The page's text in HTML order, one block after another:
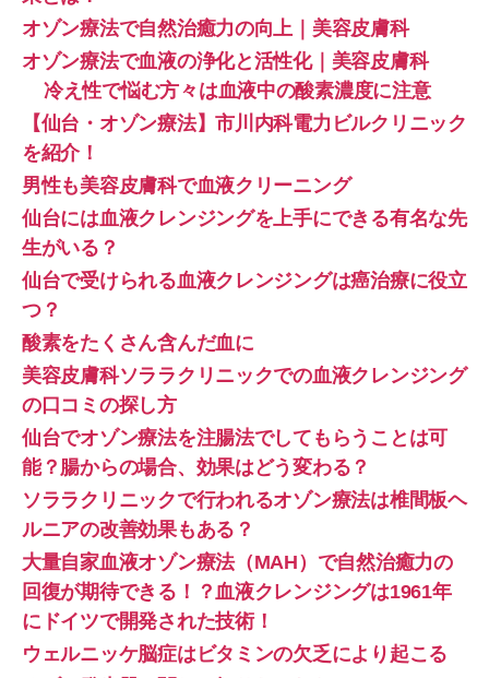
オゾン療法で自然治癒力の向上｜美容皮膚科
オゾン療法で血液の浄化と活性化｜美容皮膚科
冷え性で悩む方々は血液中の酸素濃度に注意
【仙台・オゾン療法】市川内科電力ビルクリニック
を紹介！
男性も美容皮膚科で血液クリーニング
仙台には血液クレンジングを上手にできる有名な先
生がいる？
仙台で受けられる血液クレンジングは癌治療に役立
つ？
酸素をたくさん含んだ血に
美容皮膚科ソララクリニックでの血液クレンジング
の口コミの探し方
仙台でオゾン療法を注腸法でしてもらうことは可
能？腸からの場合、効果はどう変わる？
ソララクリニックで行われるオゾン療法は椎間板ヘ
ルニアの改善効果もある？
大量自家血液オゾン療法（MAH）で自然治癒力の
回復が期待できる！？血液クレンジングは1961年
にドイツで開発された技術！
ウェルニッケ脳症はビタミンの欠乏により起こる